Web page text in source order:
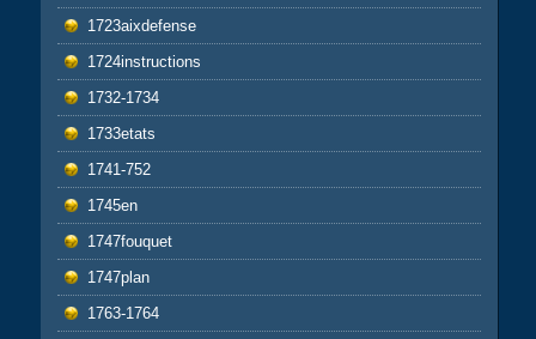
1723aixdefense
1724instructions
1732-1734
1733etats
1741-752
1745en
1747fouquet
1747plan
1763-1764